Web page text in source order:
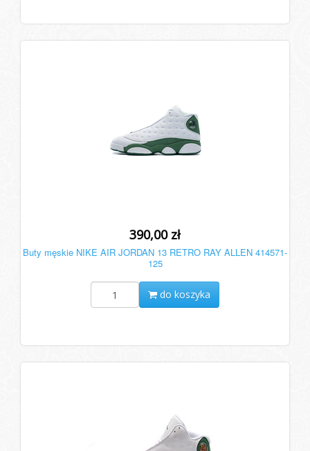
390,00 zł
Buty męskie NIKE AIR JORDAN 13 RETRO RAY ALLEN 414571-
125
do koszyka